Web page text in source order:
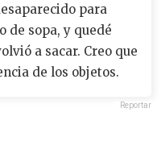
para
de sopa, y quedé
a sacar. Creo que
de los objetos.
Reportar